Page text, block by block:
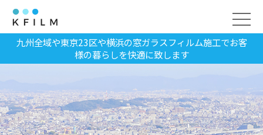
九州全域や東京23区や横浜の窓ガラスフィルム施工でお客
様の暮らしを快適に致します